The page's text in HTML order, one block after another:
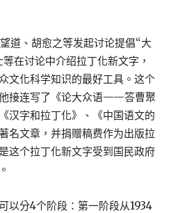
道、胡愈之等发起讨论提倡“大
在讨论中介绍拉丁化新文字，
文化科学知识的最好工具。这个
接连写了《论大众语——答曹聚
汉字和拉丁化》、《中国语文的
名文章，并捐赠稿费作为出版拉
这个拉丁化新文字受到国民政府
以分4个阶段：第一阶段从1934